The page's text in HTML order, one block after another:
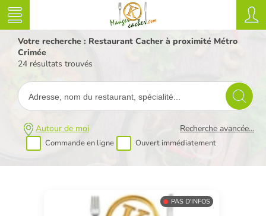
Votre recherche : Restaurant Cacher à proximité Métro
Crimée
24 résultats trouvés
Autour de moi
Commande en ligne Ouvert immédiatement
Recherche avancée...
PAS D'INFOS